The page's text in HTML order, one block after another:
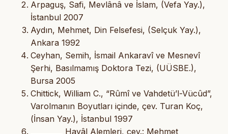
Arpaguş, Safi, Mevlânâ ve İslam, (Vefa Yay.),
İstanbul 2007
Aydın, Mehmet, Din Felsefesi, (Selçuk Yay.),
Ankara 1992
Ceyhan, Semih, İsmail Ankaravî ve Mesnevî
Şerhi, Basılmamış Doktora Tezi, (UÜSBE.),
Bursa 2005
Chittick, William C., “Rûmî ve Vahdetü’l-Vücûd”,
Varolmanın Boyutları içinde, çev. Turan Koç,
(İnsan Yay.), İstanbul 1997
_________ Hayâl Alemleri, çev.: Mehmet